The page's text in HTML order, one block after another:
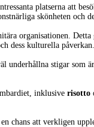
platserna att
skönheten och
organisationen.
dess kulturella påverkan.
underhållna stigar som
inklusiverisotto
chans att verkligen